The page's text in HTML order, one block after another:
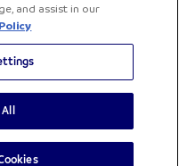
جميع
الشروط
and assist in our